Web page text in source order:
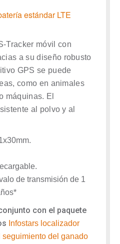
estándar LTE
Tracker móvil con
a su diseño robusto
GPS se puede
como en animales
máquinas. El
al polvo y al
de transmisión de 1
con el paquete
Infostars localizador
del ganado